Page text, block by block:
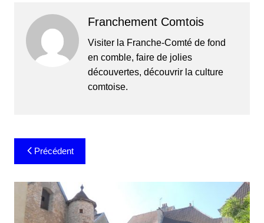
Franchement Comtois
Visiter la Franche-Comté de fond
en comble, faire de jolies
découvertes, découvrir la culture
comtoise.
Navigation
de
l’article
Précédent